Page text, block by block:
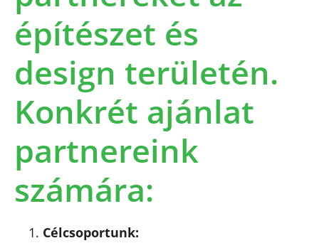
építészet és
design területén.
Konkrét ajánlat
partnereink
számára:
Célcsoportunk: